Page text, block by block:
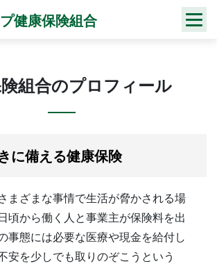
健康保険組合
組合のプロフィール
に備える健康保険
まざまな事情で生活が脅かされる場
頃から働く人と事業主が保険料を出
事態には必要な医療や現金を給付し
安を少しでも取りのぞこうという